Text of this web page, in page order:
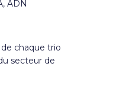
ADN
chaque trio
secteur de